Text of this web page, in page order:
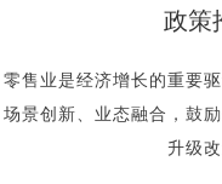
政策
零售业是经济增长的重要
场景创新、业态融合，鼓
升级改